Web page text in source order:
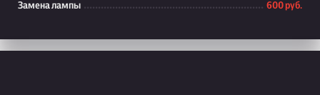
Замена лампы 600 руб.